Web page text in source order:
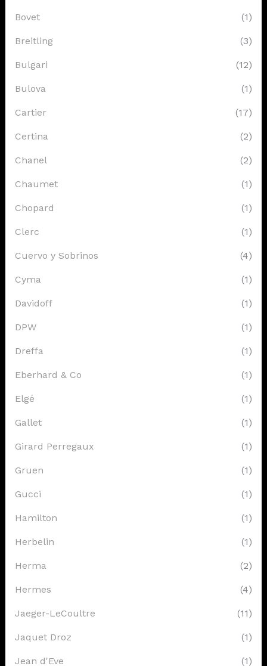
Bovet (1)
Breitling (3)
Bulgari (12)
Bulova (1)
Cartier (17)
Certina (2)
Chanel (2)
Chaumet (1)
Chopard (1)
Clerc (1)
Cuervo y Sobrinos (4)
Cyma (1)
Davidoff (1)
DPW (1)
Dreffa (1)
Eberhard & Co (1)
Elgé (1)
Gallet (1)
Girard Perregaux (1)
Gruen (1)
Gucci (1)
Hamilton (1)
Herbelin (1)
Herma (2)
Hermes (4)
Jaeger-LeCoultre (11)
Jaquet Droz (1)
Jean d'Eve (1)